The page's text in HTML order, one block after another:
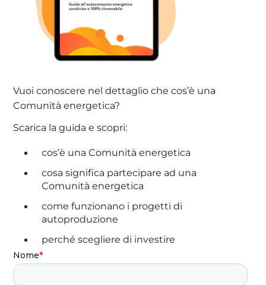
Vuoi conoscere nel dettaglio che cos’è una
Comunità energetica?
Scarica la guida e scopri:
cos’è una Comunità energetica
cosa significa partecipare ad una
Comunità energetica
come funzionano i progetti di
autoproduzione
perché scegliere di investire